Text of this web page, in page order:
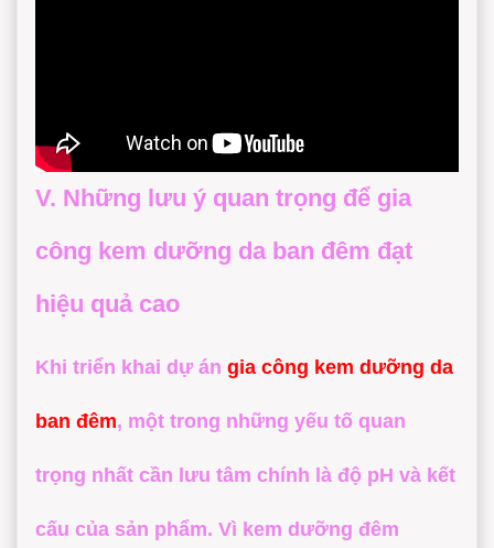
V. Những lưu ý quan trọng để gia
công kem dưỡng da ban đêm đạt
hiệu quả cao
Khi triển khai dự án gia công kem dưỡng da
ban đêm, một trong những yếu tố quan
trọng nhất cần lưu tâm chính là độ pH và kết
cấu của sản phẩm. Vì kem dưỡng đêm